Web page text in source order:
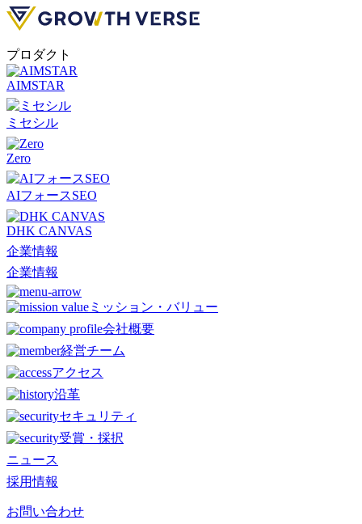
プロダクト
AIMSTAR
ミセシル
Zero
AIフォースSEO
DHK CANVAS
企業情報
企業情報
ミッション・バリュー
会社概要
経営チーム
アクセス
沿革
セキュリティ
受賞・採択
ニュース
採用情報
お問い合わせ